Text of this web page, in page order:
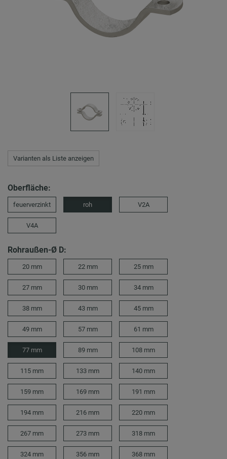
Varianten als Liste anzeigen
Oberfläche:
feuerverzinkt roh V2A
V4A
Rohraußen-Ø D:
20 mm 22 mm 25 mm
27 mm 30 mm 34 mm
38 mm 43 mm 45 mm
49 mm 57 mm 61 mm
77 mm 89 mm 108 mm
115 mm 133 mm 140 mm
159 mm 169 mm 191 mm
194 mm 216 mm 220 mm
267 mm 273 mm 318 mm
324 mm 356 mm 368 mm